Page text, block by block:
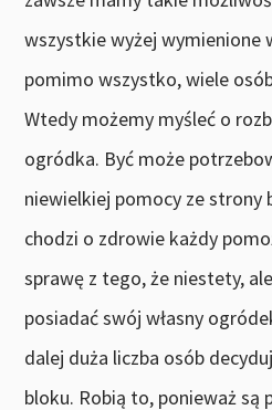
wszystkie wyżej wymienione
pomimo wszystko, wiele
Wtedy możemy myśleć o
ogródka. Być może
niewielkiej pomocy ze strony
chodzi o zdrowie każdy
sprawę z tego, że niestety,
posiadać swój własny
dalej duża liczba osób
bloku. Robią to, ponieważ są